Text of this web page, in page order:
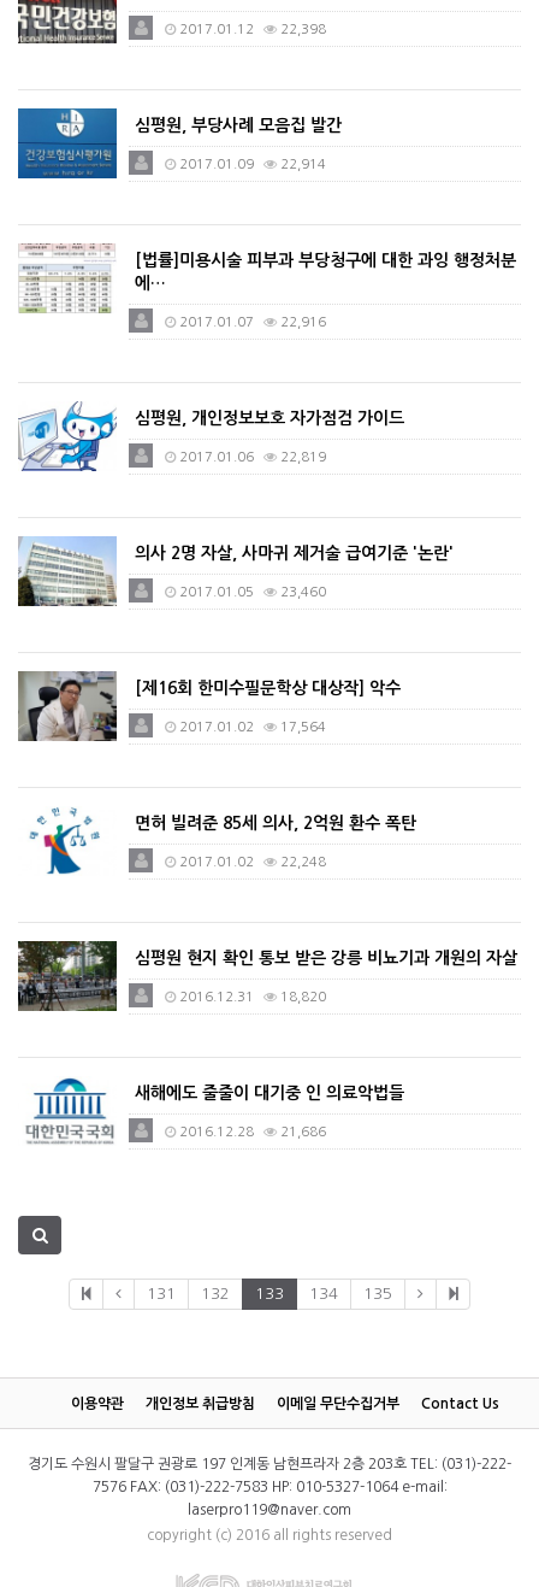
2017.01.12 22,398
심평원, 부당사례 모음집 발간
2017.01.09 22,914
[법률]미용시술 피부과 부당청구에 대한 과잉 행정처분
에…
2017.01.07 22,916
심평원, 개인정보보호 자가점검 가이드
2017.01.06 22,819
의사 2명 자살, 사마귀 제거술 급여기준 '논란'
2017.01.05 23,460
[제16회 한미수필문학상 대상작] 악수
2017.01.02 17,564
면허 빌려준 85세 의사, 2억원 환수 폭탄
2017.01.02 22,248
심평원 현지 확인 통보 받은 강릉 비뇨기과 개원의 자살
2016.12.31 18,820
새해에도 줄줄이 대기중 인 의료악법들
2016.12.28 21,686
131 132 133 134 135
이용약관 개인정보 취급방침 이메일 무단수집거부 Contact Us
경기도 수원시 팔달구 권광로 197 인계동 남현프라자 2층 203호 TEL: (031)-222-
7576 FAX: (031)-222-7583 HP: 010-5327-1064 e-mail:
laserpro119@naver.com
copyright (c) 2016 all rights reserved